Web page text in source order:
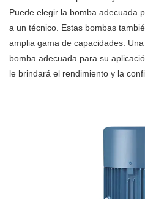
Puede elegir la bomba adecuada
a un técnico. Estas bombas
amplia gama de capacidades.
bomba adecuada para su
le brindará el rendimiento y la